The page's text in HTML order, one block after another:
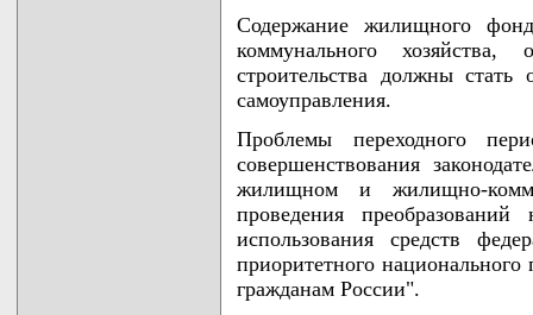
Содержание жилищного
коммунального
строительства должны
самоуправления.
Проблемы переходного
совершенствования
жилищном и жилищно-
проведения
использования средств
приоритетного
гражданам России".